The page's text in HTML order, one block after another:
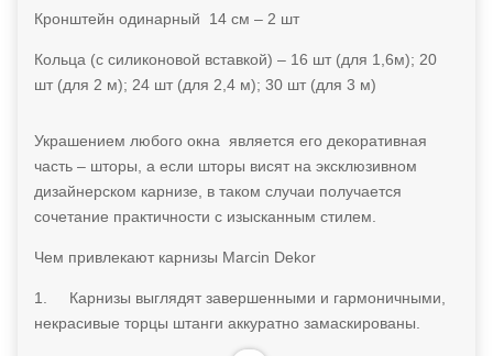
Кронштейн одинарный 14 см – 2 шт
Кольца (с силиконовой вставкой) – 16 шт (для 1,6м); 20
шт (для 2 м); 24 шт (для 2,4 м); 30 шт (для 3 м)
Украшением любого окна является его декоративная
часть – шторы, а если шторы висят на эксклюзивном
дизайнерском карнизе, в таком случаи получается
сочетание практичности с изысканным стилем.
Чем привлекают карнизы Marcin Dekor
1.
Карнизы выглядят завершенными и гармоничными,
некрасивые торцы штанги аккуратно замаскированы.